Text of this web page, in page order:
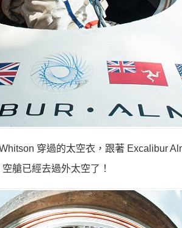
穿過的太空衣，跟著 Excalibur
空艙已經去過外太空了！